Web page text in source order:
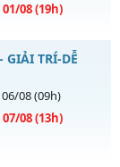
01/08(19h)
GIẢI TRÍ-DỄ
06/08(09h)
07/08(13h)